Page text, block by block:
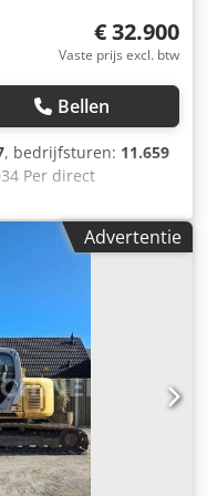
€ 32.900
Vaste prijs excl. btw
Bellen
, bedrijfsturen: 11.659
Per direct
Meer informatie:
Engels, Bulgaars,
Russisch,
GOLEC
Duits, Engels,
Bulgaars. Dcedpfxjyzk
Advertentie